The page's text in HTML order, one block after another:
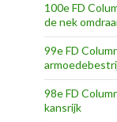
100e FD
de nek
99e FD
98e FD
kansrijk